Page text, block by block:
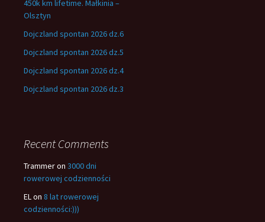
450k km lifetime. Małkinia –
Olsztyn
Dojczland spontan 2026 dz.6
Dojczland spontan 2026 dz.5
Dojczland spontan 2026 dz.4
Dojczland spontan 2026 dz.3
Recent Comments
Trammeron 3000 dni
rowerowej codzienności
ELon 8 lat rowerowej
codzienności:)))